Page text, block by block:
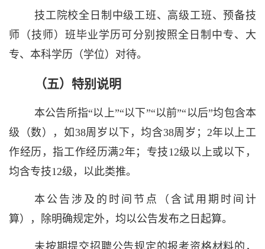
技工院校全日制中级工班、高级工班、预备技
师（技师）班毕业学历可分别按照全日制中专、大
专、本科学历（学位）对待。
（五）特别说明
本公告所指“以上”“以下”“以前”“以后”均包含本
级（数），如38周岁以下，均含38周岁； 2年以上工
作经历，指工作经历满2年；专技12级以上或以下，
均含专技12级，以此类推。
本公告涉及的时间节点（含试用期时间计
算），除明确规定外，均以公告发布之日起算。